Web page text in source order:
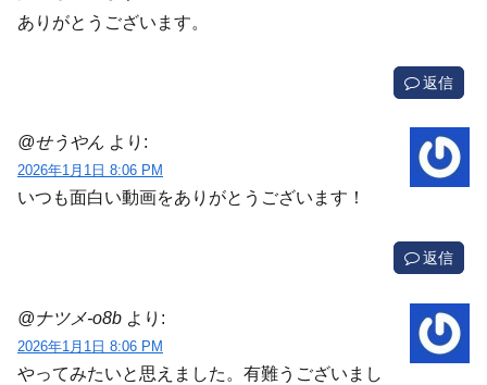
ありがとうございます。
返信
@せうやん より:
2026年1月1日 8:06 PM
いつも面白い動画をありがとうございます！
返信
@ナツメ-o8b より:
2026年1月1日 8:06 PM
やってみたいと思えました。有難うございまし